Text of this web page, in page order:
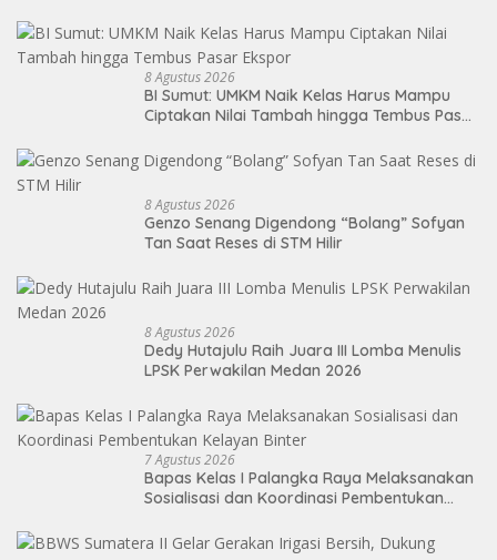
8 Agustus 2026
BI Sumut: UMKM Naik Kelas Harus Mampu
Ciptakan Nilai Tambah hingga Tembus Pasar
8 Agustus 2026
Genzo Senang Digendong “Bolang” Sofyan
Tan Saat Reses di STM Hilir
8 Agustus 2026
Dedy Hutajulu Raih Juara III Lomba Menulis
LPSK Perwakilan Medan 2026
7 Agustus 2026
Bapas Kelas I Palangka Raya Melaksanakan
Sosialisasi dan Koordinasi Pembentukan